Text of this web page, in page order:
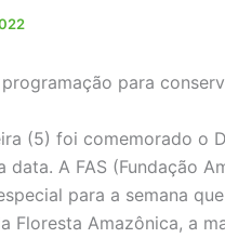
para
(5) foi comemorado o
data. A FAS (Fundação
para a semana
Floresta Amazônica, a